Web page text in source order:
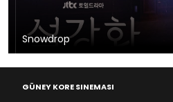
Snowdrop
GÜNEY KORE SINEMASI